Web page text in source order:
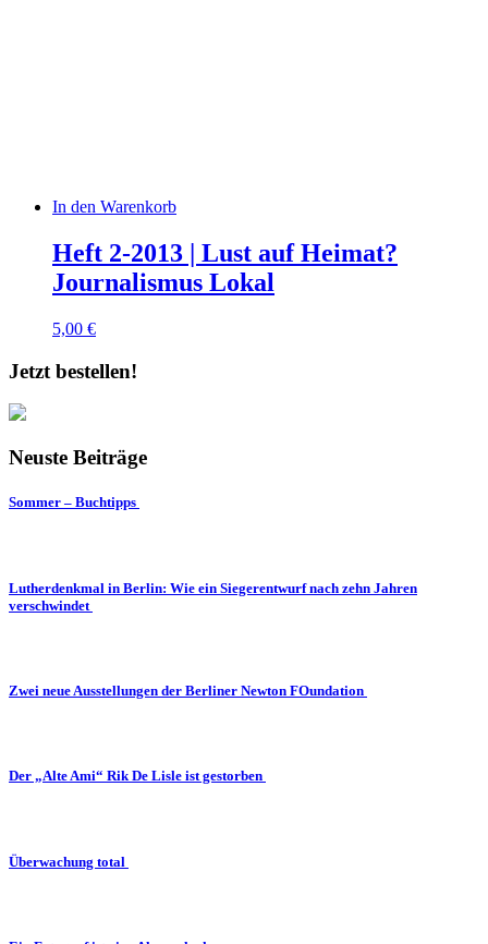
In den Warenkorb
Heft 2-2013 | Lust auf Heimat?
Journalismus Lokal
5,00 €
Jetzt bestellen!
Neuste Beiträge
Sommer – Buchtipps
Lutherdenkmal in Berlin: Wie ein Siegerentwurf nach zehn Jahren
verschwindet
Zwei neue Ausstellungen der Berliner Newton FOundation
Der „Alte Ami“ Rik De Lisle ist gestorben
Überwachung total